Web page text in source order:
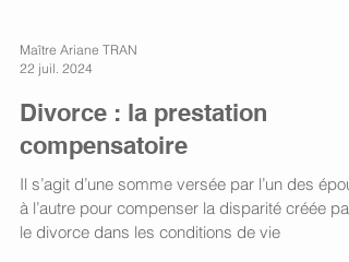
Maître Ariane TRAN
22 juil. 2024
Divorce : la prestation
compensatoire
Il s’agit d’une somme versée par l’un des
à l’autre pour compenser la disparité créée par
le divorce dans les conditions de vie